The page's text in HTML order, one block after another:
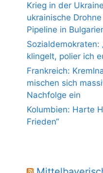
Krieg in der
ukrainische
Pipeline in
Sozialdemokraten:
klingelt, polier ich
Frankreich:
mischen sich
Nachfolge ein
Kolumbien: Harte
Frieden“